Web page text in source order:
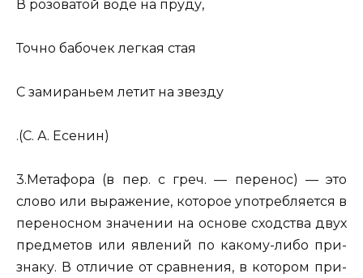
В ро­зо­ва­той воде на пруду,
Точно ба­бо­чек лег­кая стая
С за­ми­ра­ньем летит на звез­ду
.(С. А. Есе­нин)
3.Ме­та­фо­ра (в пер. с греч. — пе­ре­нос) — это
слово или вы­ра­же­ние, ко­то­рое упо­треб­ля­ет­ся в
пе­ре­нос­ном зна­че­нии на ос­но­ве сход­ства двух
пред­ме­тов или яв­ле­ний по ка­ко­му-либо при­
зна­ку. В от­ли­чие от срав­не­ния, в ко­то­ром при­